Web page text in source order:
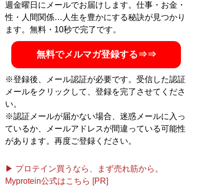
週金曜日にメールでお届けします。仕事・お金・
性・人間関係…人生を豊かにする秘訣が見つかり
ます。無料・10秒で完了です。
無料でメルマガ登録する⇒⇒
※登録後、メール認証が必要です。受信した認証
メールをクリックして、登録を完了させてくださ
い。
※認証メールが届かない場合、迷惑メールに入っ
ているか、メールアドレスが間違っている可能性
があります。再度ご登録ください。
▶ プロテイン買うなら、まず売れ筋から。
Myprotein公式はこちら [PR]